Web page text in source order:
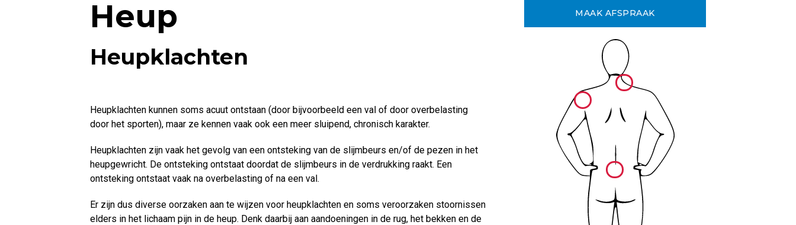
Heup
Heupklachten
Heupklachten kunnen soms acuut ontstaan (door bijvoorbeeld een val of door overbelasting
door het sporten), maar ze kennen vaak ook een meer sluipend, chronisch karakter.
Heupklachten zijn vaak het gevolg van een ontsteking van de slijmbeurs en/of de pezen in het
heupgewricht. De ontsteking ontstaat doordat de slijmbeurs in de verdrukking raakt. Een
ontsteking ontstaat vaak na overbelasting of na een val.
Er zijn dus diverse oorzaken aan te wijzen voor heupklachten en soms veroorzaken stoornissen
elders in het lichaam pijn in de heup. Denk daarbij aan aandoeningen in de rug, het bekken en de
MAAK AFSPRAAK